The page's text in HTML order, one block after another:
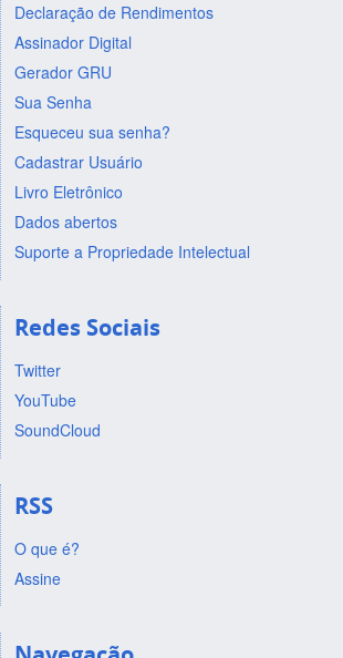
Declaração de Rendimentos
Assinador Digital
Gerador GRU
Sua Senha
Esqueceu sua senha?
Cadastrar Usuário
Livro Eletrônico
Dados abertos
Suporte a Propriedade Intelectual
Redes Sociais
Twitter
YouTube
SoundCloud
RSS
O que é?
Assine